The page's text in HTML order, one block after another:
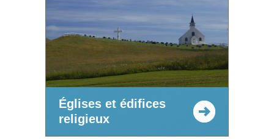
Églises et édifices
religieux